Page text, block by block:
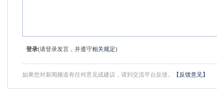
登录(请登录发言，并遵守相关规定)
如果您对新闻频道有任何意见或建议，请到交流平台反馈。 【反馈意见】